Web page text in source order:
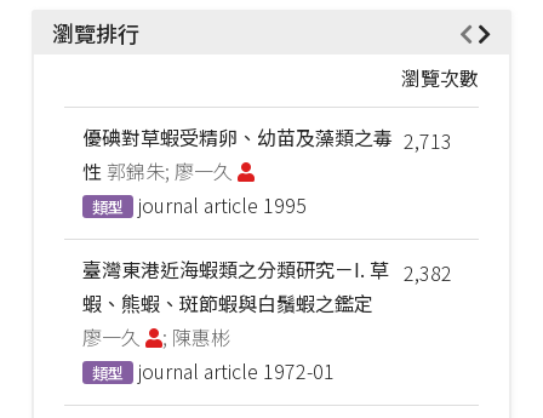
瀏覽排行
瀏覽次數
2,713
優碘對草蝦受精卵、幼苗及藻類之毒
性 郭錦朱; 廖一久
類型 journal article 1995
2,382
臺灣東港近海蝦類之分類研究－I. 草
蝦、熊蝦、斑節蝦與白鬚蝦之鑑定
廖一久
; 陳惠彬
類型 journal article 1972-01